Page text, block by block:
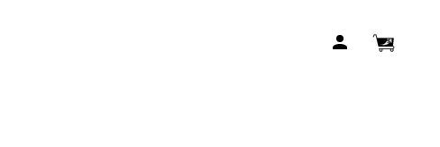
Carrito